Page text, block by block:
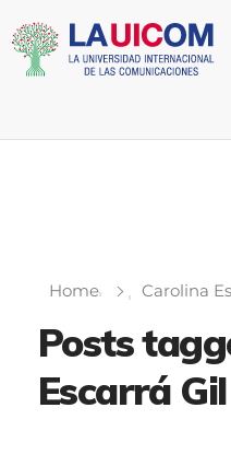
Home Carolina
Posts
Escarrá Gil